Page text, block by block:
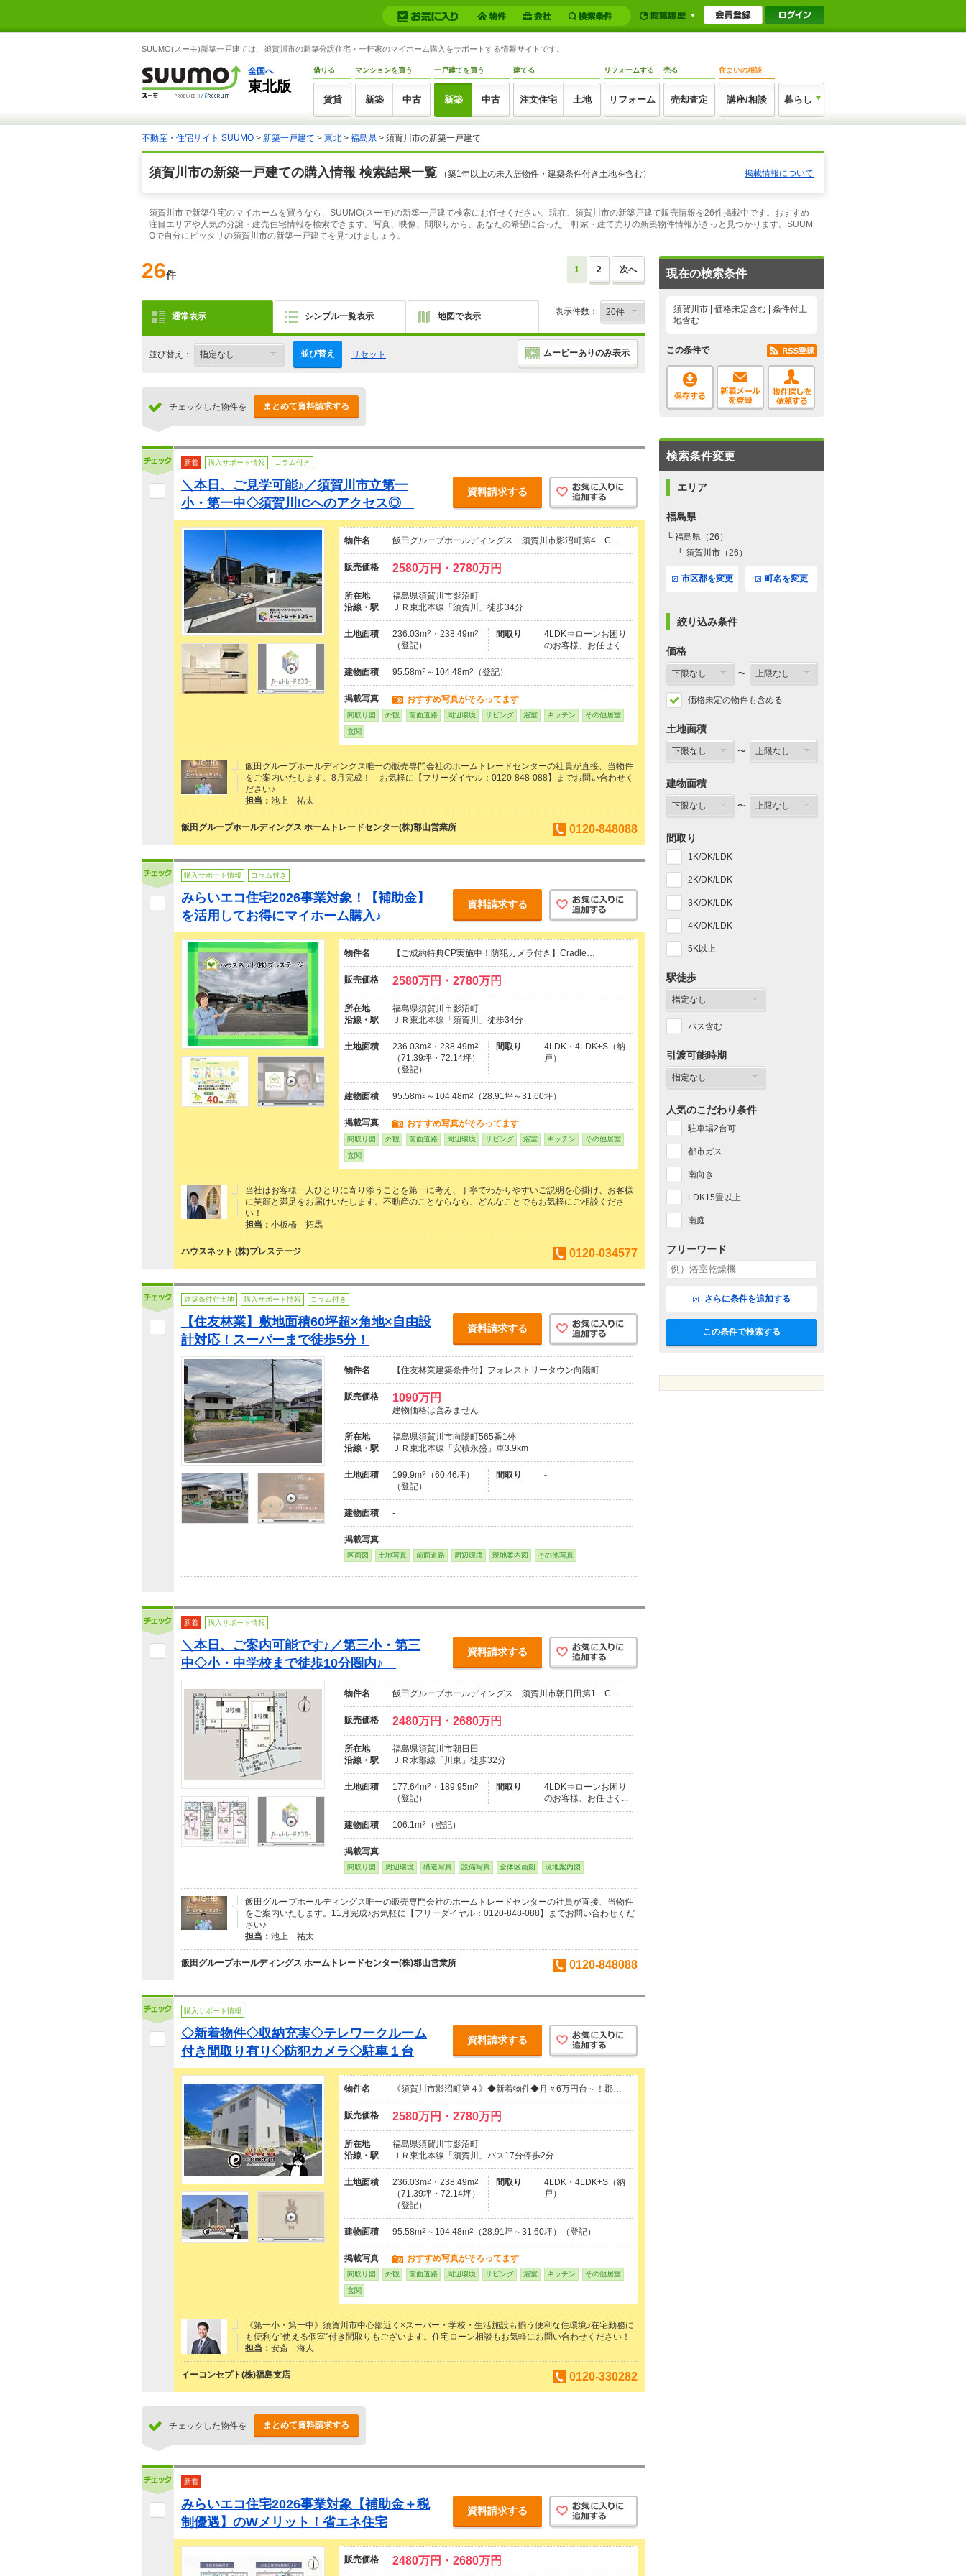
SUUMO(スーモ)新築一戸建ては、須賀川市の新築分譲住宅・一軒家のマイホーム購入をサポートする情報サイトです。
全国へ
東北版
借りる
賃貸
マンションを買う
新築 中古
一戸建てを買う
新築 中古
建てる
注文住宅 土地
リフォームする
リフォーム
売る
売却査定
住まいの相談
講座/相談 暮らし
不動産・住宅サイト SUUMO > 新築一戸建て > 東北 > 福島県 > 須賀川市の新築一戸建て
須賀川市の新築一戸建ての購入情報 検索結果一覧 （築1年以上の未入居物件・建築条件付き土地を含む） 掲載情報について
須賀川市で新築住宅のマイホームを買うなら、SUUMO(スーモ)の新築一戸建て検索にお任せください。現在、須賀川市の新築戸建て販売情報を26件掲載中です。おすすめ
注目エリアや人気の分譲・建売住宅情報を検索できます。写真、映像、間取りから、あなたの希望に合った一軒家・建て売りの新築物件情報がきっと見つかります。SUUM
Oで自分にピッタリの須賀川市の新築一戸建てを見つけましょう。
26件 1 2 次へ
通常表示 シンプル一覧表示 地図で表示 表示件数：
並び替え： 並び替え リセット ムービーありのみ表示
チェックした物件を まとめて資料請求する
新着 購入サポート情報 コラム付き
＼本日、ご見学可能♪／須賀川市立第一
小・第一中◇須賀川ICへのアクセス◎
資料請求する
物件名 飯田グループホールディングス 須賀川市影沼町第4 C…
販売価格 2580万円・2780万円
所在地
福島県須賀川市影沼町
沿線・駅
ＪＲ東北本線「須賀川」徒歩34分
土地面積 236.03m2 ・238.49m2
（登記）
間取り
4LDK⇒ローンお困り
のお客様、お任せく...
建物面積 95.58m2 ～104.48m2 （登記）
掲載写真 おすすめ写真がそろってます
間取り図 外観 前面道路 周辺環境 リビング 浴室 キッチン その他居室
玄関
飯田グループホールディングス唯一の販売専門会社のホームトレードセンターの社員が直接、当物件
をご案内いたします。8月完成！ お気軽に【フリーダイヤル：0120-848-088】までお問い合わせく
ださい♪
担当： 池上 祐太
飯田グループホールディングス ホームトレードセンター(株)郡山営業所 0120-848088
購入サポート情報 コラム付き
みらいエコ住宅2026事業対象！【補助金】
を活用してお得にマイホーム購入♪
資料請求する
物件名 【ご成約特典CP実施中！防犯カメラ付き】Cradle…
販売価格 2580万円・2780万円
所在地
福島県須賀川市影沼町
沿線・駅
ＪＲ東北本線「須賀川」徒歩34分
土地面積 236.03m2 ・238.49m2
（71.39坪・72.14坪）
（登記）
間取り
4LDK・4LDK+S（納
戸）
建物面積 95.58m2 ～104.48m2 （28.91坪～31.60坪）
掲載写真 おすすめ写真がそろってます
間取り図 外観 前面道路 周辺環境 リビング 浴室 キッチン その他居室
玄関
当社はお客様一人ひとりに寄り添うことを第一に考え、丁寧でわかりやすいご説明を心掛け、お客様
に笑顔と満足をお届けいたします。不動産のことならなら、どんなことでもお気軽にご相談くださ
い！
担当： 小板橋 拓馬
ハウスネット (株)プレステージ 0120-034577
建築条件付土地 購入サポート情報 コラム付き
【住友林業】敷地面積60坪超×角地×自由設
計対応！スーパーまで徒歩5分！
資料請求する
物件名 【住友林業建築条件付】フォレストリータウン向陽町
販売価格 1090万円
建物価格は含みません
所在地
福島県須賀川市向陽町565番1外
沿線・駅
ＪＲ東北本線「安積永盛」車3.9km
土地面積 199.9m2
（60.46坪）
（登記）
間取り -
建物面積 -
掲載写真
区画図 土地写真 前面道路 周辺環境 現地案内図 その他写真
新着 購入サポート情報
＼本日、ご案内可能です♪／第三小・第三
中◇小・中学校まで徒歩10分圏内♪
資料請求する
物件名 飯田グループホールディングス 須賀川市朝日田第1 C…
販売価格 2480万円・2680万円
所在地
福島県須賀川市朝日田
沿線・駅
ＪＲ水郡線「川東」徒歩32分
土地面積 177.64m2 ・189.95m2
（登記）
間取り
4LDK⇒ローンお困り
のお客様、お任せく...
建物面積 106.1m2 （登記）
掲載写真
間取り図 周辺環境 構造写真 設備写真 全体区画図 現地案内図
飯田グループホールディングス唯一の販売専門会社のホームトレードセンターの社員が直接、当物件
をご案内いたします。11月完成♪お気軽に【フリーダイヤル：0120-848-088】までお問い合わせくだ
さい♪
担当： 池上 祐太
飯田グループホールディングス ホームトレードセンター(株)郡山営業所 0120-848088
購入サポート情報
◇新着物件◇収納充実◇テレワークルーム
付き間取り有り◇防犯カメラ◇駐車１台
資料請求する
物件名 《須賀川市影沼町第４》◆新着物件◆月々6万円台～！郡…
販売価格 2580万円・2780万円
所在地
福島県須賀川市影沼町
沿線・駅
ＪＲ東北本線「須賀川」バス17分停歩2分
土地面積 236.03m2 ・238.49m2
（71.39坪・72.14坪）
（登記）
間取り
4LDK・4LDK+S（納
戸）
建物面積 95.58m2 ～104.48m2 （28.91坪～31.60坪）（登記）
掲載写真 おすすめ写真がそろってます
間取り図 外観 前面道路 周辺環境 リビング 浴室 キッチン その他居室
玄関
《第一小・第一中》須賀川市中心部近く×スーパー・学校・生活施設も揃う便利な住環境♪在宅勤務に
も便利な“使える個室”付き間取りもございます。住宅ローン相談もお気軽にお問い合わせください！
担当： 安斎 海人
イーコンセプト(株)福島支店 0120-330282
チェックした物件を まとめて資料請求する
新着
みらいエコ住宅2026事業対象【補助金＋税
制優遇】のWメリット！省エネ住宅
資料請求する
販売価格 2480万円・2680万円
現在の検索条件
須賀川市 | 価格未定含む | 条件付土
地含む
この条件で
検索条件変更
エリア
福島県
└ 福島県（26）
└ 須賀川市（26）
市区郡を変更 町名を変更
絞り込み条件
価格
〜
価格未定の物件も含める
土地面積
〜
建物面積
〜
間取り
1K/DK/LDK
2K/DK/LDK
3K/DK/LDK
4K/DK/LDK
5K以上
駅徒歩
バス含む
引渡可能時期
人気のこだわり条件
駐車場2台可
都市ガス
南向き
LDK15畳以上
南庭
フリーワード
さらに条件を追加する
この条件で検索する